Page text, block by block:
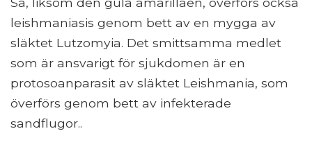
leishmaniasis genom bett av en mygga av
släktet Lutzomyia. Det smittsamma medlet
som är ansvarigt för sjukdomen är en
protosoanparasit av släktet Leishmania, som
överförs genom bett av infekterade
sandflugor..